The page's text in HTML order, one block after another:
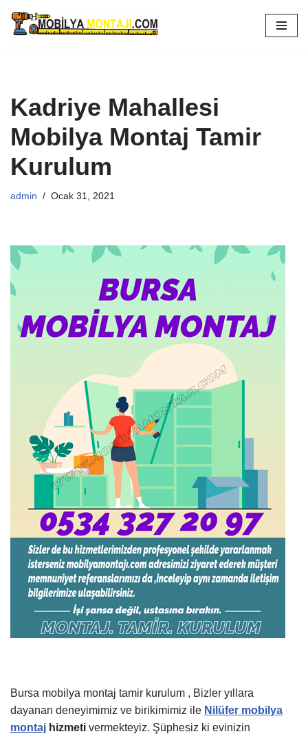
İçeriğe
Kadriye Mahallesi
Mobilya Montaj Tamir
Kurulum
admin Ocak 31, 2021
Bursa mobilya montaj tamir kurulum , Bizler yıllara
dayanan deneyimimiz ve birikimimiz ile Nilüfer mobilya
montaj hizmeti vermekteyiz. Şüphesiz ki evinizin